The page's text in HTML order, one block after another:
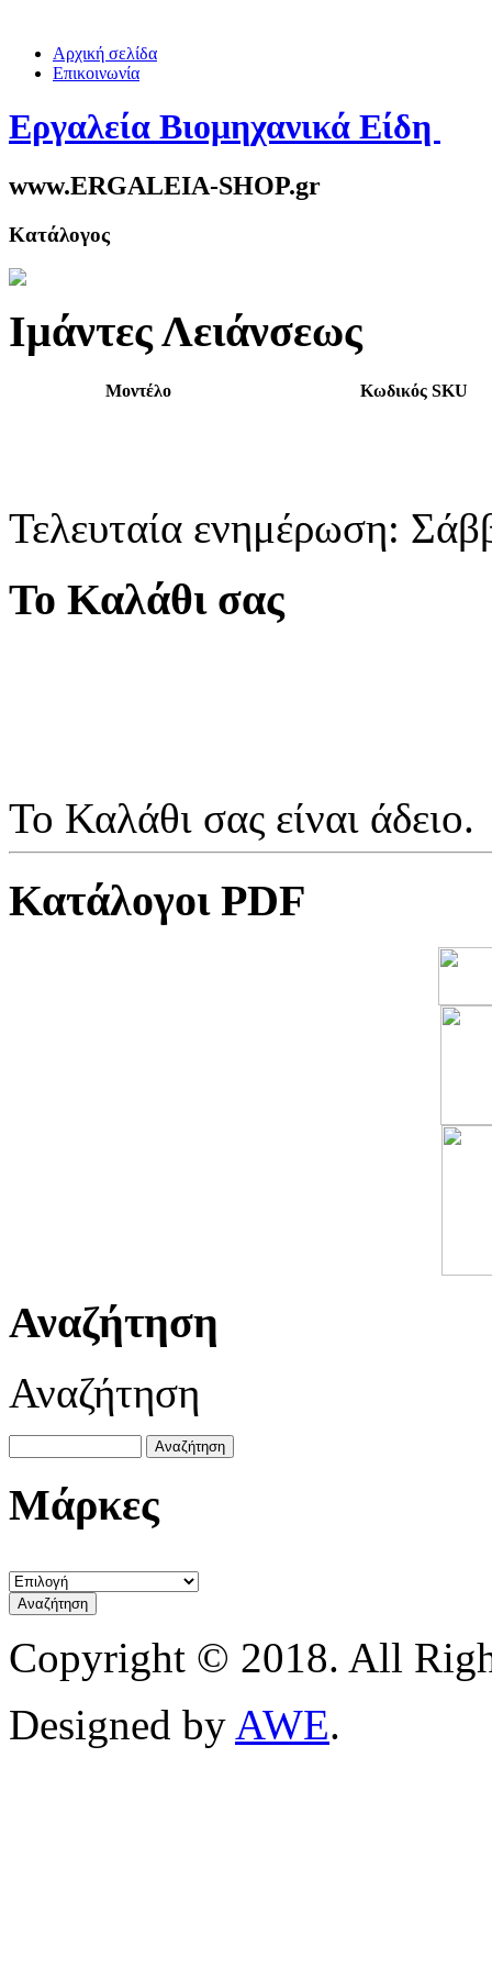
Αρχική σελίδα
Επικοινωνία
Εργαλεία Βιομηχανικά Είδη
www.ERGALEIA-SHOP.gr
Κατάλογος
Ιμάντες Λειάνσεως
Μοντέλο Κωδικός SKU
Τελευταία ενημέρωση:
Το Καλάθι σας
Το Καλάθι σας είναι άδειο.
Κατάλογοι PDF
Αναζήτηση
Αναζήτηση
Μάρκες
Copyright © 2018. All
Designed by AWE.